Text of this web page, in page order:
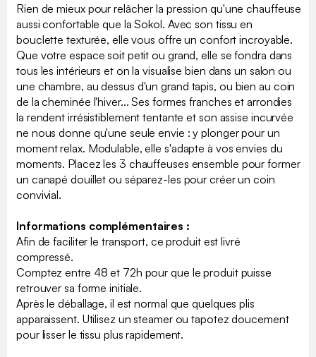
Rien de mieux pour relâcher la pression qu'une chauffeuse
aussi confortable que la Sokol. Avec son tissu en
bouclette texturée, elle vous offre un confort incroyable.
Que votre espace soit petit ou grand, elle se fondra dans
tous les intérieurs et on la visualise bien dans un salon ou
une chambre, au dessus d'un grand tapis, ou bien au coin
de la cheminée l'hiver... Ses formes franches et arrondies
la rendent irrésistiblement tentante et son assise incurvée
ne nous donne qu'une seule envie : y plonger pour un
moment relax. Modulable, elle s'adapte à vos envies du
moments. Placez les 3 chauffeuses ensemble pour former
un canapé douillet ou séparez-les pour créer un coin
convivial.
Informations complémentaires :
Afin de faciliter le transport, ce produit est livré
compressé.
Comptez entre 48 et 72h pour que le produit puisse
retrouver sa forme initiale.
Après le déballage, il est normal que quelques plis
apparaissent. Utilisez un steamer ou tapotez doucement
pour lisser le tissu plus rapidement.